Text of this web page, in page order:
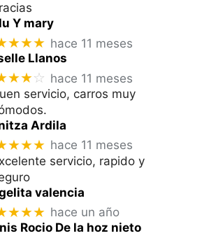
Y mary
hace 11 meses
Llanos
☆ hace 11 meses
servicio, carros muy
Ardila
hace 11 meses
servicio, rapido y
valencia
hace un año
Rocio De la hoz nieto